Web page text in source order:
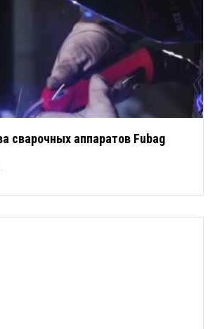
сварочных аппаратов Fubag